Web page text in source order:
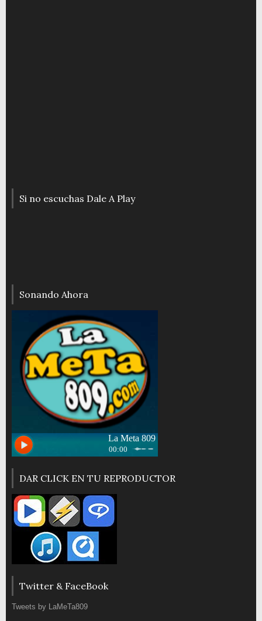
Si no escuchas Dale A Play
Sonando Ahora
DAR CLICK EN TU REPRODUCTOR
Twitter & FaceBook
Tweets by LaMeTa809